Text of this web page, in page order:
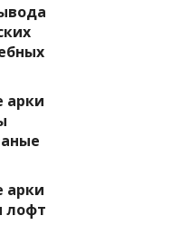
арки
арки
лофт